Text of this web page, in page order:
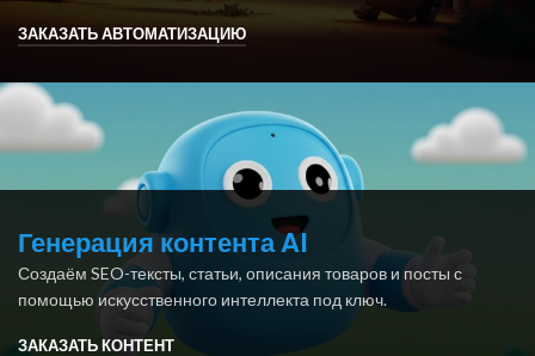
ЗАКАЗАТЬ АВТОМАТИЗАЦИЮ
Генерация контента AI
Создаём SEO-тексты, статьи, описания товаров и посты с
помощью искусственного интеллекта под ключ.
ЗАКАЗАТЬ КОНТЕНТ